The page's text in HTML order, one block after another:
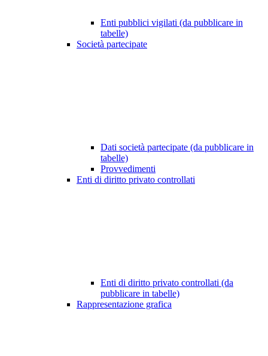
Enti pubblici vigilati (da pubblicare in
tabelle)
Società partecipate
Dati società partecipate (da pubblicare in
tabelle)
Provvedimenti
Enti di diritto privato controllati
Enti di diritto privato controllati (da
pubblicare in tabelle)
Rappresentazione grafica